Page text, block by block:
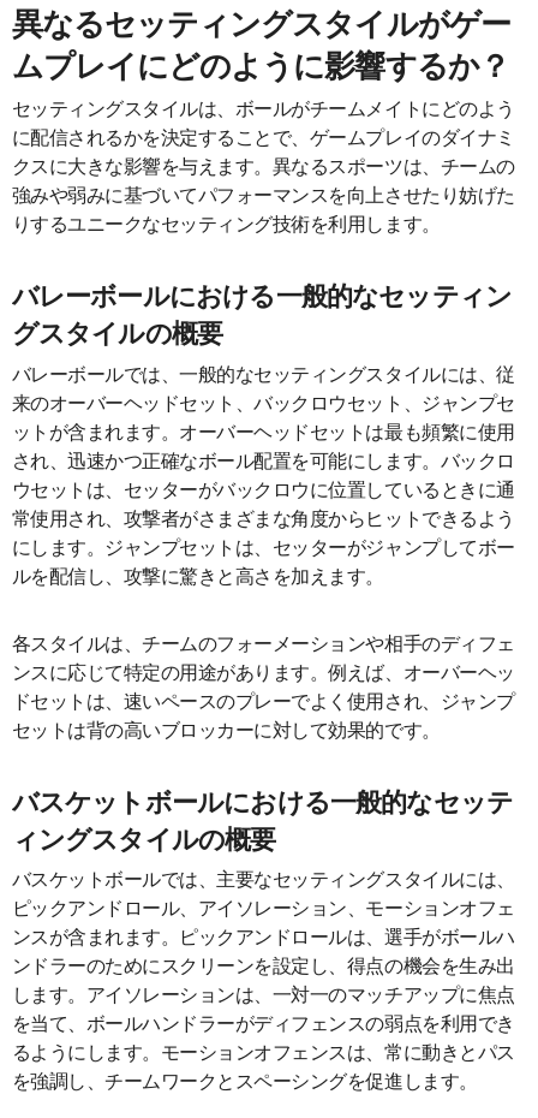
異なるセッティングスタイルがゲー
ムプレイにどのように影響するか？
セッティングスタイルは、ボールがチームメイトにどのよう
に配信されるかを決定することで、ゲームプレイのダイナミ
クスに大きな影響を与えます。異なるスポーツは、チームの
強みや弱みに基づいてパフォーマンスを向上させたり妨げた
りするユニークなセッティング技術を利用します。
バレーボールにおける一般的なセッティン
グスタイルの概要
バレーボールでは、一般的なセッティングスタイルには、従
来のオーバーヘッドセット、バックロウセット、ジャンプセ
ットが含まれます。オーバーヘッドセットは最も頻繁に使用
され、迅速かつ正確なボール配置を可能にします。バックロ
ウセットは、セッターがバックロウに位置しているときに通
常使用され、攻撃者がさまざまな角度からヒットできるよう
にします。ジャンプセットは、セッターがジャンプしてボー
ルを配信し、攻撃に驚きと高さを加えます。
各スタイルは、チームのフォーメーションや相手のディフェ
ンスに応じて特定の用途があります。例えば、オーバーヘッ
ドセットは、速いペースのプレーでよく使用され、ジャンプ
セットは背の高いブロッカーに対して効果的です。
バスケットボールにおける一般的なセッテ
ィングスタイルの概要
バスケットボールでは、主要なセッティングスタイルには、
ピックアンドロール、アイソレーション、モーションオフェ
ンスが含まれます。ピックアンドロールは、選手がボールハ
ンドラーのためにスクリーンを設定し、得点の機会を生み出
します。アイソレーションは、一対一のマッチアップに焦点
を当て、ボールハンドラーがディフェンスの弱点を利用でき
るようにします。モーションオフェンスは、常に動きとパス
を強調し、チームワークとスペーシングを促進します。